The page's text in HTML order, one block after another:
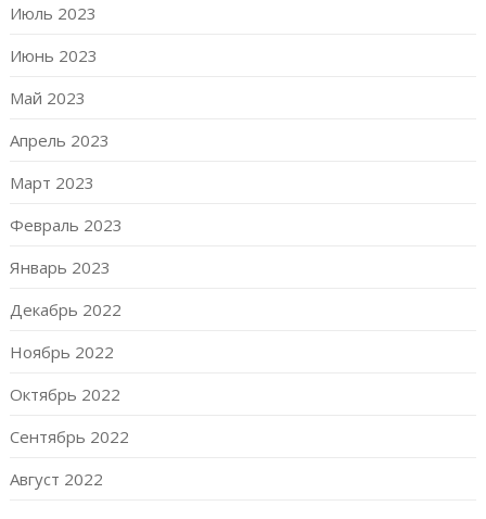
Июль 2023
Июнь 2023
Май 2023
Апрель 2023
Март 2023
Февраль 2023
Январь 2023
Декабрь 2022
Ноябрь 2022
Октябрь 2022
Сентябрь 2022
Август 2022